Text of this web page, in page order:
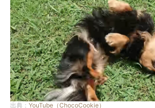
出典： YouTube（ChocoCookie）